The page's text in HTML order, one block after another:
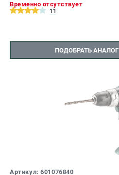
Временно отсутствует
11
ПОДОБРАТЬ АНАЛОГ
Артикул: 601076840